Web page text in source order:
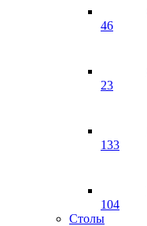
46
23
133
104
Столы